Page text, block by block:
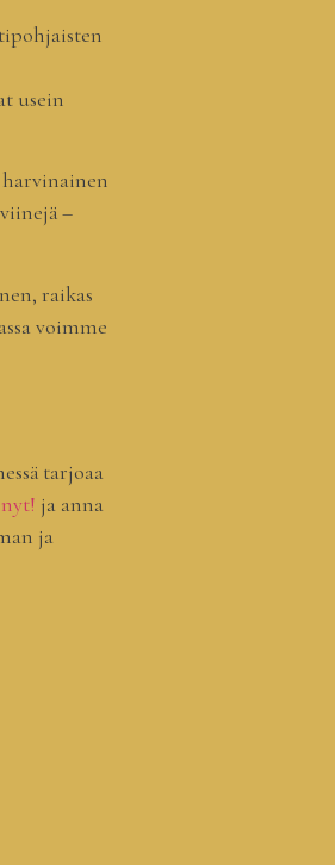
usein
–
raikas
voimme
tarjoaa
ja anna
ja